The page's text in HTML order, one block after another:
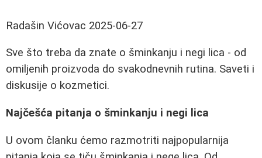
Radašin Vićovac 2025-06-27
Sve što treba da znate o šminkanju i negi lica - od
omiljenih proizvoda do svakodnevnih rutina. Saveti i
diskusije o kozmetici.
Najčešća pitanja o šminkanju i negi lica
U ovom članku ćemo razmotriti najpopularnija